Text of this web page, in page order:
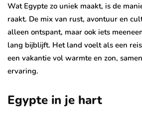
Wat Egypte zo uniek maakt, is de
raakt. De mix van rust, avontuur en
alleen ontspant, maar ook iets
lang bijblijft. Het land voelt als een
een vakantie vol warmte en zon,
ervaring.
Egypte in je hart